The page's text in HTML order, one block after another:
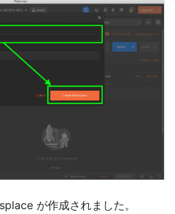
が作成されました。